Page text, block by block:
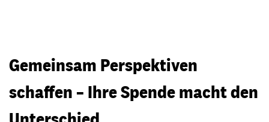
Gemeinsam Perspektiven
schaffen – Ihre Spende macht den